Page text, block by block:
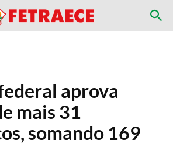
aprova
mais 31
somando 169